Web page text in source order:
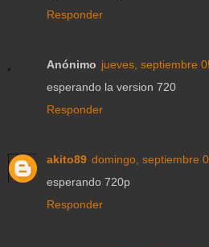
Responder
Anónimo jueves, septiembre
esperando la version 720
Responder
akito89 domingo, septiembre
esperando 720p
Responder